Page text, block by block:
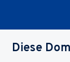
Diese